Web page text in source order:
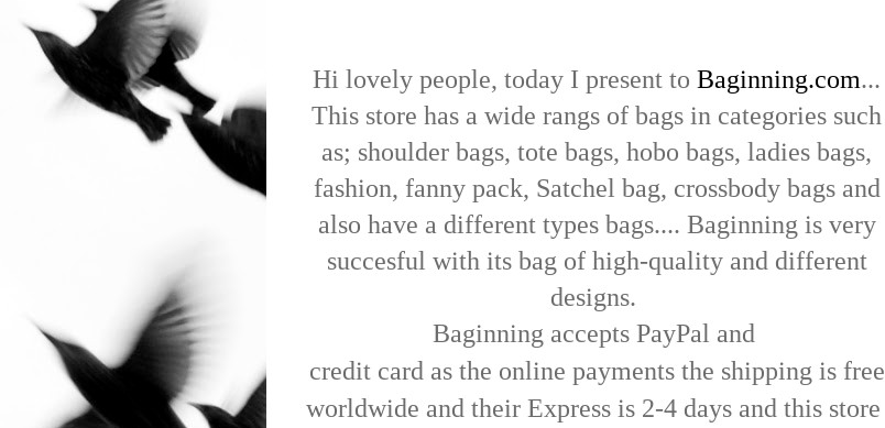
Hi lovely people, today I present to Baginning.com...
This store has a wide rangs of bags in categories such
as; shoulder bags, tote bags, hobo bags, ladies bags,
fashion, fanny pack, Satchel bag, crossbody bags and
also have a different types bags.... Baginning is very
succesful with its bag of high-quality and different
designs.
Baginning accepts PayPal and
credit card as the online payments the shipping is free
worldwide and their Express is 2-4 days and this store